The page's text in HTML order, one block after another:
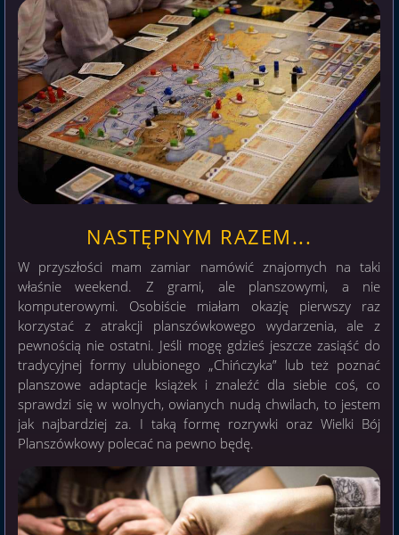
NASTĘPNYM RAZEM...
W przyszłości mam zamiar namówić znajomych na taki
właśnie weekend. Z grami, ale planszowymi, a nie
komputerowymi. Osobiście miałam okazję pierwszy raz
korzystać z atrakcji planszówkowego wydarzenia, ale z
pewnością nie ostatni. Jeśli mogę gdzieś jeszcze zasiąść do
tradycyjnej formy ulubionego „Chińczyka” lub też poznać
planszowe adaptacje książek i znaleźć dla siebie coś, co
sprawdzi się w wolnych, owianych nudą chwilach, to jestem
jak najbardziej za. I taką formę rozrywki oraz Wielki Bój
Planszówkowy polecać na pewno będę.